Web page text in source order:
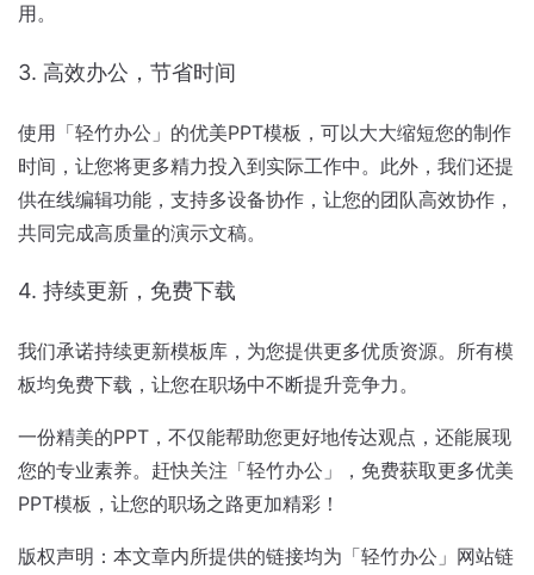
用。
3. 高效办公，节省时间
使用「轻竹办公」的优美PPT模板，可以大大缩短您的制作
时间，让您将更多精力投入到实际工作中。此外，我们还提
供在线编辑功能，支持多设备协作，让您的团队高效协作，
共同完成高质量的演示文稿。
4. 持续更新，免费下载
我们承诺持续更新模板库，为您提供更多优质资源。所有模
板均免费下载，让您在职场中不断提升竞争力。
一份精美的PPT，不仅能帮助您更好地传达观点，还能展现
您的专业素养。赶快关注「轻竹办公」，免费获取更多优美
PPT模板，让您的职场之路更加精彩！
版权声明：本文章内所提供的链接均为「轻竹办公」网站链